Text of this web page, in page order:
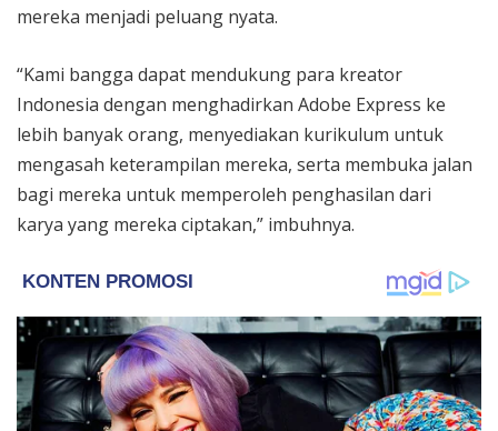
mereka menjadi peluang nyata.
“Kami bangga dapat mendukung para kreator
Indonesia dengan menghadirkan Adobe Express ke
lebih banyak orang, menyediakan kurikulum untuk
mengasah keterampilan mereka, serta membuka jalan
bagi mereka untuk memperoleh penghasilan dari
karya yang mereka ciptakan,” imbuhnya.